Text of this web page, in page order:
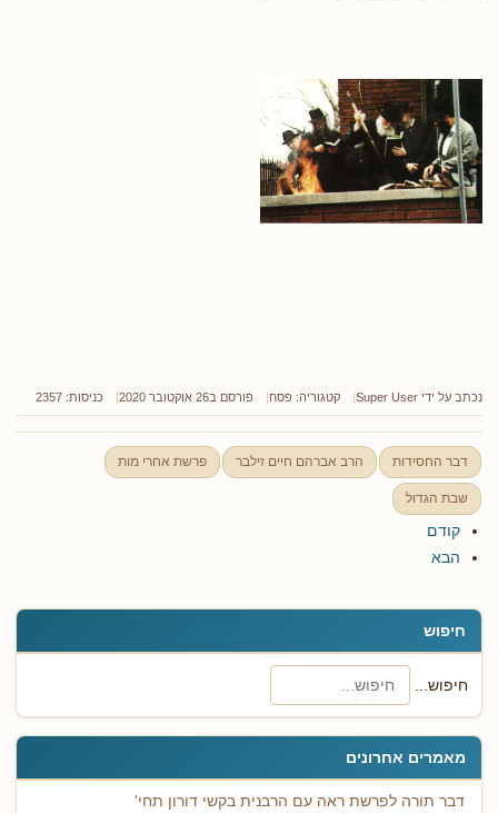
חיפוש
חיפוש...
מאמרים אחרונים
דבר תורה לפרשת ראה עם הרבנית בקשי דורון תחי'
נכתב על ידי Super User קטגוריה: פסח פורסם ב26 אוקטובר 2020 כניסות: 2357
דבר החסידות הרב אברהם חיים זילבר פרשת אחרי מות
שבת הגדול
קודם
הבא